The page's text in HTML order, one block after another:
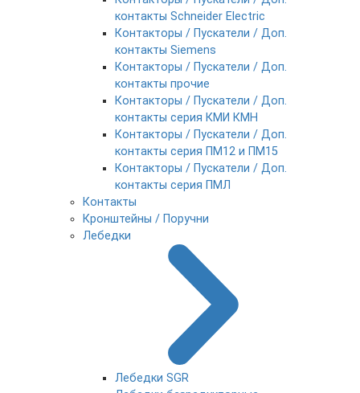
контакты Schneider Electric
Контакторы / Пускатели / Доп.
контакты Siemens
Контакторы / Пускатели / Доп.
контакты прочие
Контакторы / Пускатели / Доп.
контакты серия КМИ КМН
Контакторы / Пускатели / Доп.
контакты серия ПМ12 и ПМ15
Контакторы / Пускатели / Доп.
контакты серия ПМЛ
Контакты
Кронштейны / Поручни
Лебедки
Лебедки SGR